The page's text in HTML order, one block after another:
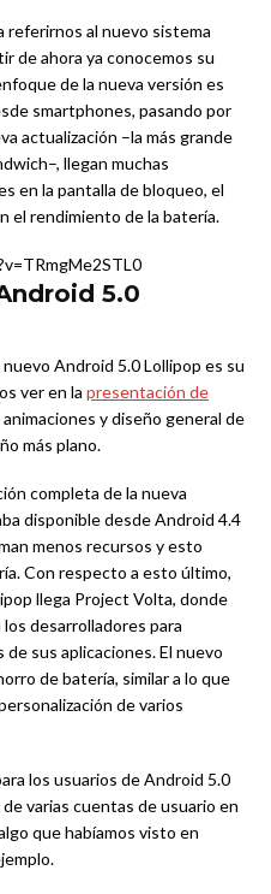
referirnos al nuevo sistema
de ahora ya conocemos su
de la nueva versión es
smartphones, pasando por
actualización –la más grande
llegan muchas
en la pantalla de bloqueo, el
el rendimiento de la batería.
5.0
Android 5.0 Lollipop es su
ver en la presentación de
y diseño general de
más plano.
completa de la nueva
disponible desde Android 4.4
menos recursos y esto
Con respecto a esto último,
llega Project Volta, donde
desarrolladores para
sus aplicaciones. El nuevo
de batería, similar a lo que
de varios
los usuarios de Android 5.0
varias cuentas de usuario en
que habíamos visto en